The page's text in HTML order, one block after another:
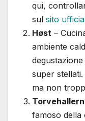
qui,
sul sito
Høst –
ambiente
super
ma non
famoso della